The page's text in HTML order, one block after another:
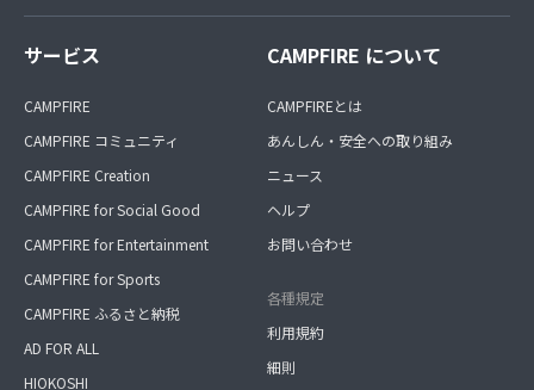
サービス
CAMPFIRE
CAMPFIRE コミュニティ
CAMPFIRE Creation
CAMPFIRE for Social Good
CAMPFIRE for Entertainment
CAMPFIRE for Sports
CAMPFIRE ふるさと納税
AD FOR ALL
HIOKOSHI
CAMPFIRE について
CAMPFIREとは
あんしん・安全への取り組み
ニュース
ヘルプ
お問い合わせ
各種規定
利用規約
細則